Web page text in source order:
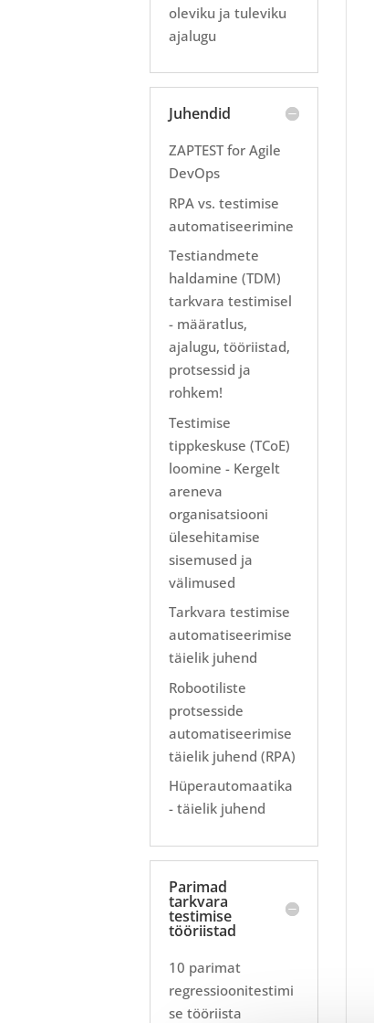
oleviku ja tuleviku
ajalugu
Juhendid
ZAPTEST for Agile
DevOps
RPA vs. testimise
automatiseerimine
Testiandmete
haldamine (TDM)
tarkvara testimisel
- määratlus,
ajalugu, tööriistad,
protsessid ja
rohkem!
Testimise
tippkeskuse (TCoE)
loomine - Kergelt
areneva
organisatsiooni
ülesehitamise
sisemused ja
välimused
Tarkvara testimise
automatiseerimise
täielik juhend
Robootiliste
protsesside
automatiseerimise
täielik juhend (RPA)
Hüperautomaatika
- täielik juhend
Parimad
tarkvara
testimise
tööriistad
10 parimat
regressioonitestimi
se tööriista